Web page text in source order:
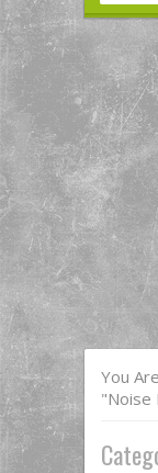
You
"noise